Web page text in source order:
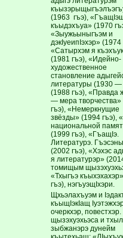
(1963 гъэ),
къыдэхъуа» (1970
«Зыужьыныгъэм и
дэкIуеипIэхэр» (1974
«Сатырхэм я
(1981 гъэ), «Идейно-
художественное
становление
литературы (1930
(1988 гъэ), «Правда
— мера творчества»
гъэ), «Немеркнущие
звёзды» (1994 гъэ),
национальной
(1999 гъэ), «ГъащIэ.
Литературэ.
(2002 гъэ), «Хэхэс
я литературэр»
томищым
«Тхыгъэ
гъэ), нэгъуэщIхэри.
Щхьэлахъуэм и
къыщIэкIащ
очеркхэр,
щызэхуэхьэса и
зыбжанэрэ дунейм